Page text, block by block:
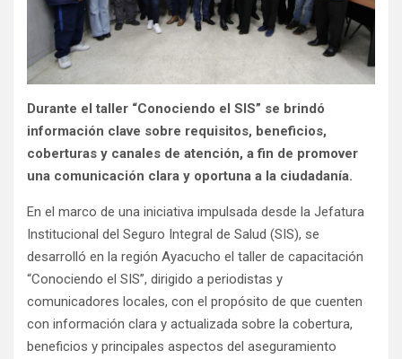
Durante el taller “Conociendo el SIS” se brindó
información clave sobre requisitos, beneficios,
coberturas y canales de atención, a fin de promover
una comunicación clara y oportuna a la ciudadanía.
En el marco de una iniciativa impulsada desde la Jefatura
Institucional del Seguro Integral de Salud (SIS), se
desarrolló en la región Ayacucho el taller de capacitación
“Conociendo el SIS”, dirigido a periodistas y
comunicadores locales, con el propósito de que cuenten
con información clara y actualizada sobre la cobertura,
beneficios y principales aspectos del aseguramiento